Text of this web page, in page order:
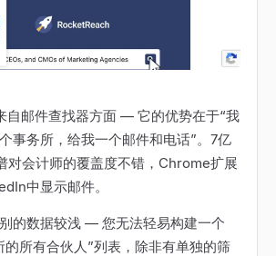
自邮件查找器方面 — 它的优势在于“我
事务所，给我一个邮件和电话”。7亿
对会计师的覆盖度不错，Chrome扩展
中显示邮件。
的数据较浅 — 您无法轻易构建一个
的所有合伙人”列表，除非有单独的筛